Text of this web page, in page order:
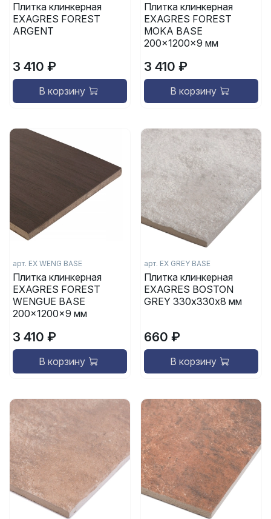
Плитка клинкерная
EXAGRES FOREST
ARGENT
3 410 ₽
В корзину
Плитка клинкерная
EXAGRES FOREST
MOKA BASE
200x1200x9 мм
3 410 ₽
В корзину
арт. EX WENG BASE
Плитка клинкерная
EXAGRES FOREST
WENGUE BASE
200x1200x9 мм
3 410 ₽
В корзину
арт. EX GREY BASE
Плитка клинкерная
EXAGRES BOSTON
GREY 330х330х8 мм
660 ₽
В корзину